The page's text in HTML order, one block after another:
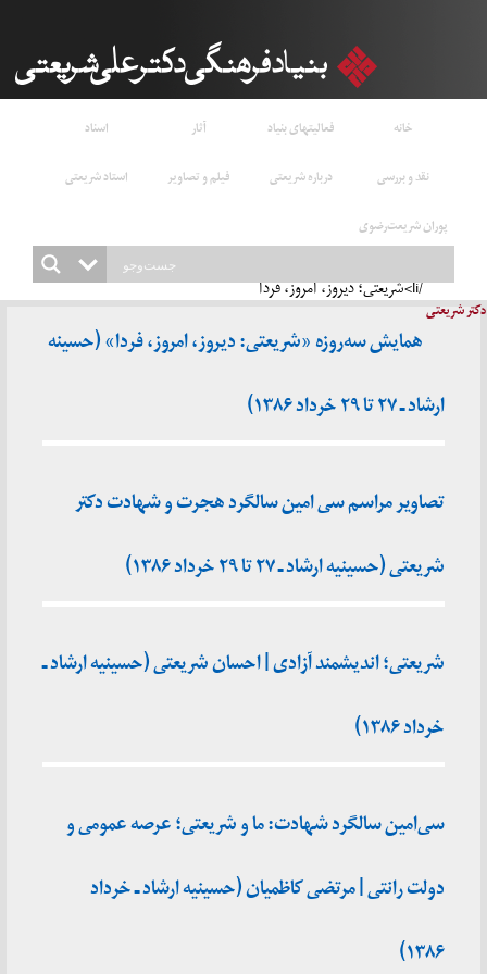
خانه فعالیتهای بنیاد آثار
اسناد
نقد و بررسی
درباره شریعتی فیلم و تصاویر
استاد شریعتی
پوران شریعت‌رضوی
دکتر شریعتی
/li>شریعتی؛ دیروز، امروز، فردا
همایش سه‌روزه «شریعتی: دیروز،‌ امروز، فردا» (حسینه
ارشاد ـ ۲۷ تا ۲۹ خرداد ۱۳۸۶)
تصاویر مراسم سی امین سالگرد هجرت و شهادت دکتر
شریعتی (حسینیه ارشاد ـ ۲۷ تا ۲۹ خرداد ۱۳۸۶)
شریعتی؛ اندیشمند آزادی | احسان شریعتی (حسینیه ارشاد ـ
خرداد ۱۳۸۶)
سی‌امین سالگرد شهادت: ما و شریعتی؛ عرصه عمومی و
دولت رانتی | مرتضی کاظمیان (حسینیه ارشاد ـ خرداد
۱۳۸۶)